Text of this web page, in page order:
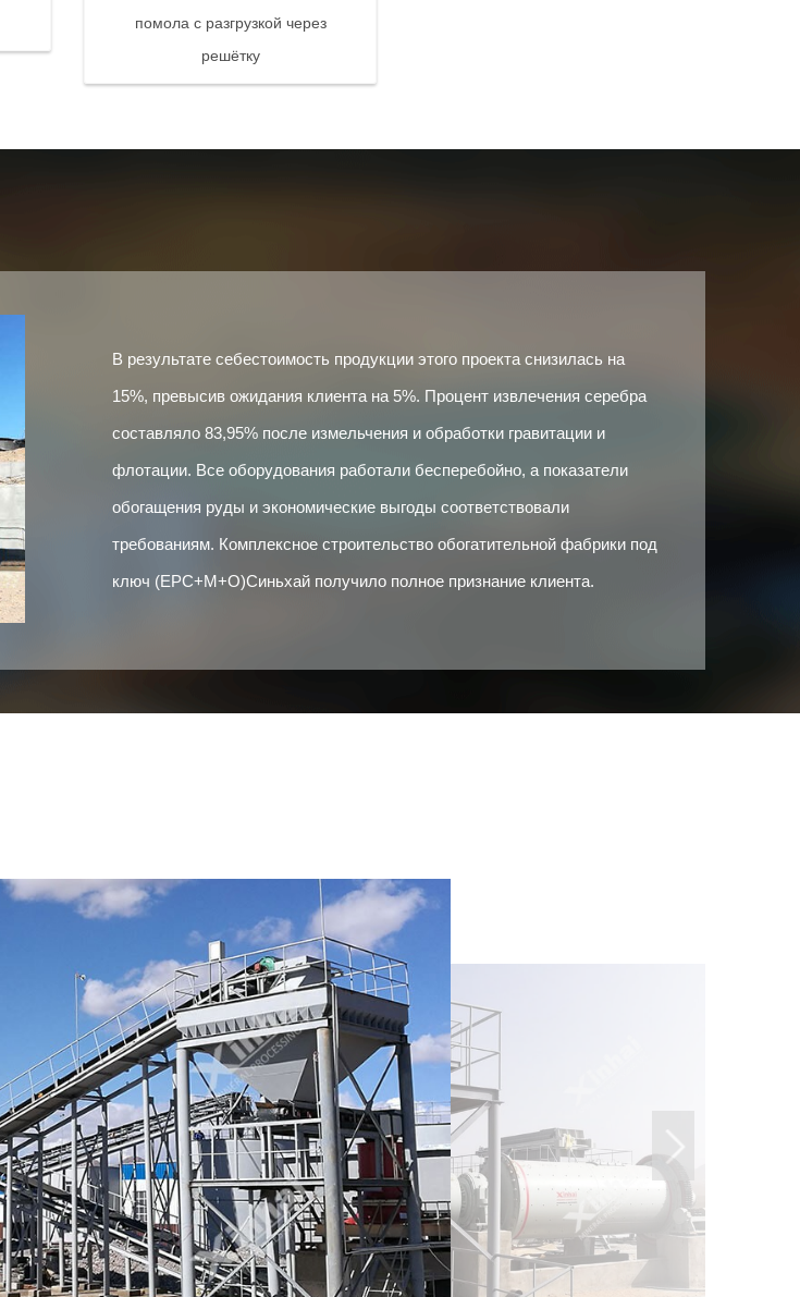
помола с разгрузкой через
решётку
В результате себестоимость продукции этого проекта снизилась на
15%, превысив ожидания клиента на 5%. Процент извлечения серебра
составляло 83,95% после измельчения и обработки гравитации и
флотации. Все оборудования работали бесперебойно, а показатели
обогащения руды и экономические выгоды соответствовали
требованиям. Комплексное строительство обогатительной фабрики под
ключ (EPC+M+O)Синьхай получило полное признание клиента.